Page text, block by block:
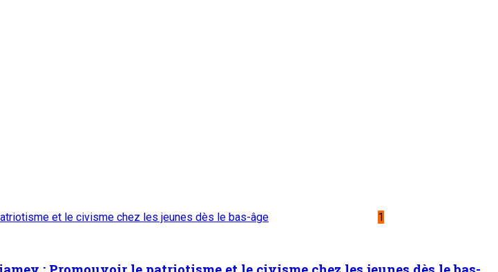
et le civisme chez les jeunes dès le bas-âge
1